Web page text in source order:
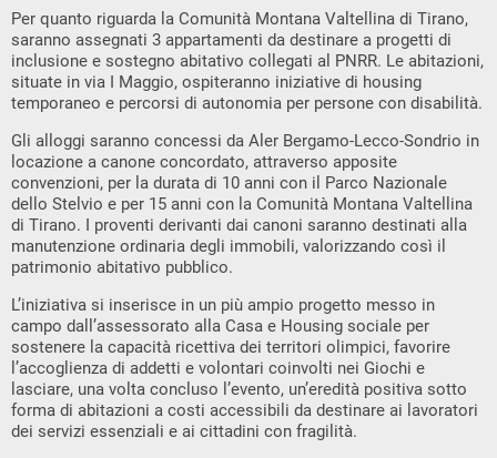
Per quanto riguarda la Comunità Montana Valtellina di Tirano,
saranno assegnati 3 appartamenti da destinare a progetti di
inclusione e sostegno abitativo collegati al PNRR. Le abitazioni,
situate in via I Maggio, ospiteranno iniziative di housing
temporaneo e percorsi di autonomia per persone con disabilità.
Gli alloggi saranno concessi da Aler Bergamo-Lecco-Sondrio in
locazione a canone concordato, attraverso apposite
convenzioni, per la durata di 10 anni con il Parco Nazionale
dello Stelvio e per 15 anni con la Comunità Montana Valtellina
di Tirano. I proventi derivanti dai canoni saranno destinati alla
manutenzione ordinaria degli immobili, valorizzando così il
patrimonio abitativo pubblico.
L’iniziativa si inserisce in un più ampio progetto messo in
campo dall’assessorato alla Casa e Housing sociale per
sostenere la capacità ricettiva dei territori olimpici, favorire
l’accoglienza di addetti e volontari coinvolti nei Giochi e
lasciare, una volta concluso l’evento, un’eredità positiva sotto
forma di abitazioni a costi accessibili da destinare ai lavoratori
dei servizi essenziali e ai cittadini con fragilità.